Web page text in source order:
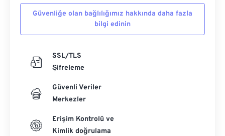
Güvenliğe olan bağlılığımız hakkında daha fazla
bilgi edinin
SSL/TLS
Şifreleme
Güvenli Veriler
Merkezler
Erişim Kontrolü ve
Kimlik doğrulama